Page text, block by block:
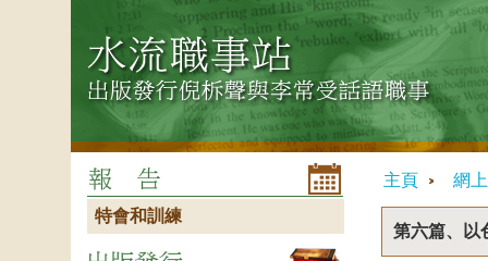
主頁 網
第六篇、以
特會和訓練